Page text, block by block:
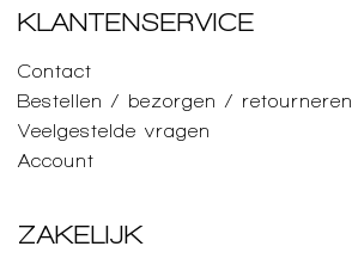
KLANTENSERVICE
Contact
Bestellen / bezorgen / retourneren
Veelgestelde vragen
Account
ZAKELIJK